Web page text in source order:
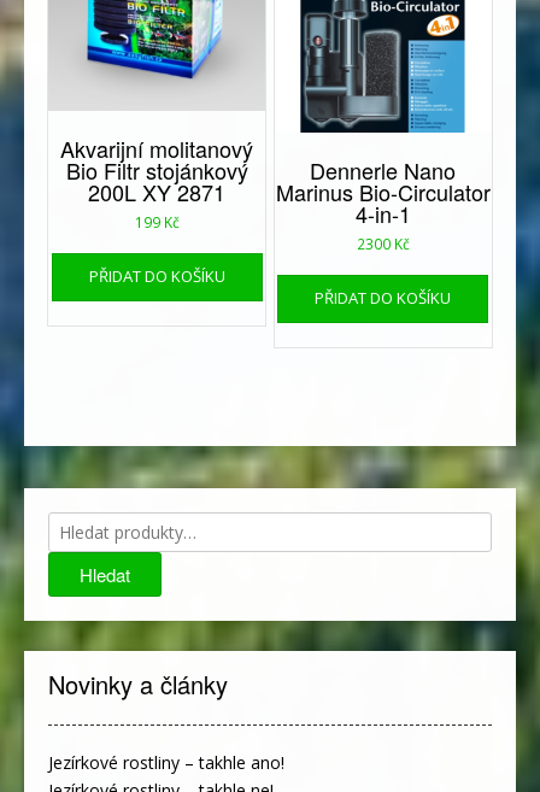
Akvarijní molitanový
Bio Filtr stojánkový
200L XY 2871
199 Kč
PŘIDAT DO KOŠÍKU
Dennerle Nano
Marinus Bio-Circulator
4-in-1
2300 Kč
PŘIDAT DO KOŠÍKU
Hledat:
Hledat
Novinky a články
Jezírkové rostliny – takhle ano!